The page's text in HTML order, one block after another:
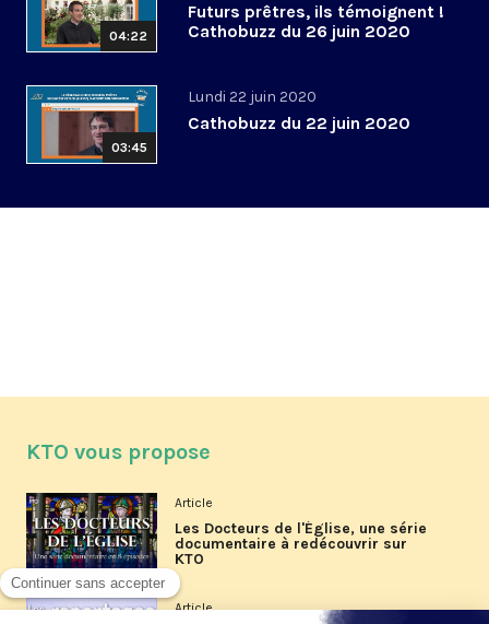
04:22
Futurs prêtres, ils témoignent !
Cathobuzz du 26 juin 2020
03:45
Lundi 22 juin 2020
Cathobuzz du 22 juin 2020
KTO vous propose
Article
Les Docteurs de l'Église, une série
documentaire à redécouvrir sur
KTO
Article